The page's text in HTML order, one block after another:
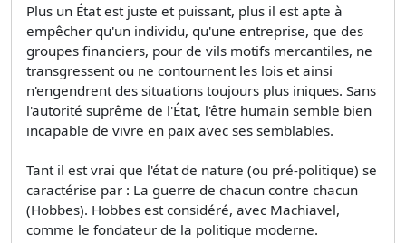
Plus un État est juste et puissant, plus il est apte à
empêcher qu'un individu, qu'une entreprise, que des
groupes financiers, pour de vils motifs mercantiles, ne
transgressent ou ne contournent les lois et ainsi
n'engendrent des situations toujours plus iniques. Sans
l'autorité suprême de l'État, l'être humain semble bien
incapable de vivre en paix avec ses semblables.
Tant il est vrai que l'état de nature (ou pré-politique) se
caractérise par : La guerre de chacun contre chacun
(Hobbes). Hobbes est considéré, avec Machiavel,
comme le fondateur de la politique moderne.